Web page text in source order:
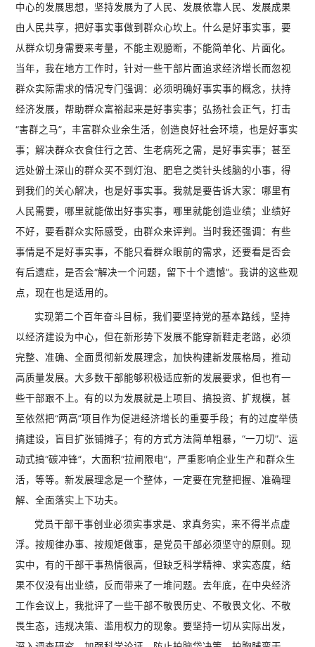
中心的发展思想，坚持发展为了人民、发展依靠人民、发展成果
由人民共享，把好事实事做到群众心坎上。什么是好事实事，要
从群众切身需要来考量，不能主观臆断，不能简单化、片面化。
当年，我在地方工作时，针对一些干部片面追求经济增长而忽视
群众实际需求的情况专门强调：必须明确好事实事的概念，扶持
经济发展，帮助群众富裕起来是好事实事；弘扬社会正气，打击
“害群之马”，丰富群众业余生活，创造良好社会环境，也是好事实
事；解决群众衣食住行之苦、生老病死之需，是好事实事；甚至
远处僻土深山的群众买不到灯泡、肥皂之类针头线脑的小事，得
到我们的关心解决，也是好事实事。我就是要告诉大家：哪里有
人民需要，哪里就能做出好事实事，哪里就能创造业绩；业绩好
不好，要看群众实际感受，由群众来评判。当时我还强调：有些
事情是不是好事实事，不能只看群众眼前的需求，还要看是否会
有后遗症，是否会“解决一个问题，留下十个遗憾”。我讲的这些观
点，现在也是适用的。
实现第二个百年奋斗目标，我们要坚持党的基本路线，坚持
以经济建设为中心，但在新形势下发展不能穿新鞋走老路，必须
完整、准确、全面贯彻新发展理念，加快构建新发展格局，推动
高质量发展。大多数干部能够积极适应新的发展要求，但也有一
些干部跟不上。有的以为发展就是上项目、搞投资、扩规模，甚
至依然把“两高”项目作为促进经济增长的重要手段；有的过度举债
搞建设，盲目扩张铺摊子；有的方式方法简单粗暴，“一刀切”、运
动式搞“碳冲锋”，大面积“拉闸限电”，严重影响企业生产和群众生
活，等等。新发展理念是一个整体，一定要在完整把握、准确理
解、全面落实上下功夫。
党员干部干事创业必须实事求是、求真务实，来不得半点虚
浮。按规律办事、按规矩做事，是党员干部必须坚守的原则。现
实中，有的干部干事热情很高，但缺乏科学精神、求实态度，结
果不仅没有出业绩，反而带来了一堆问题。去年底，在中央经济
工作会议上，我批评了一些干部不敬畏历史、不敬畏文化、不敬
畏生态，违规决策、滥用权力的现象。要坚持一切从实际出发，